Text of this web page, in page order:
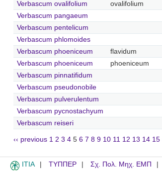
Verbascum ovalifolium
ovalifolium
Verbascum pangaeum
Verbascum pentelicum
Verbascum phlomoides
Verbascum phoeniceum
flavidum
Verbascum phoeniceum
phoeniceum
Verbascum pinnatifidum
Verbascum pseudonobile
Verbascum pulverulentum
Verbascum pycnostachyum
Verbascum reiseri
‹‹ previous 1 2 3 4 5 6 7 8 9 10 11 12 13 14 15
ITIA ΤΥΠΠΕΡ Σχ. Πολ. Μηχ. ΕΜΠ